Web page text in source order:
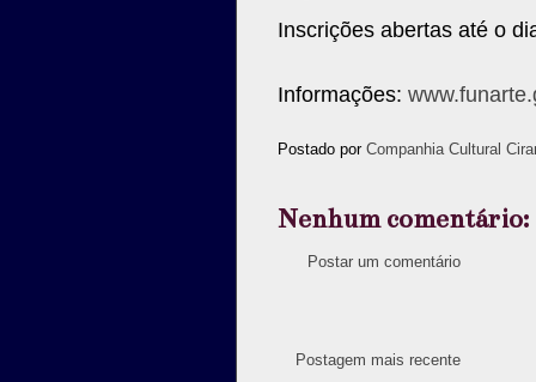
Inscrições abertas até o
Informações:
Postado por Companhia Cultural
Nenhum comentário:
Postar um comentário
Postagem mais recente